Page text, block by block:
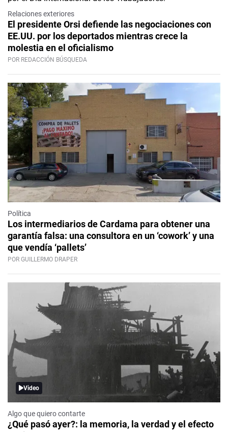
Relaciones exteriores
El presidente Orsi defiende las negociaciones con
EE.UU. por los deportados mientras crece la
molestia en el oficialismo
POR REDACCIÓN BÚSQUEDA
Política
Los intermediarios de Cardama para obtener una
garantía falsa: una consultora en un ‘cowork’ y una
que vendía ‘pallets’
POR GUILLERMO DRAPER
Video
Algo que quiero contarte
¿Qué pasó ayer?: la memoria, la verdad y el efecto